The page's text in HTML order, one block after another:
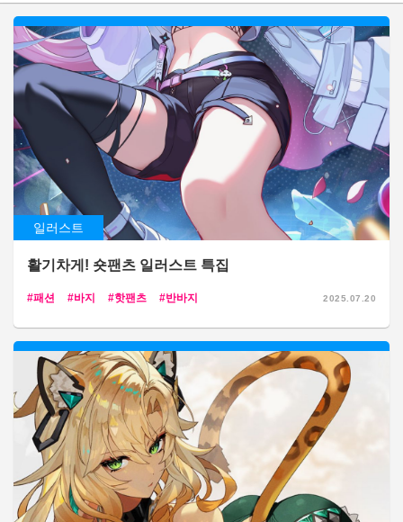
일러스트
활기차게! 숏팬츠 일러스트 특집
패션 바지 핫팬츠 반바지 2025.07.20